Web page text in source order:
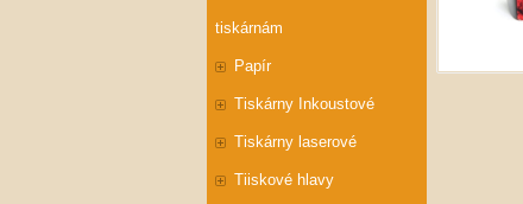
tiskárnám
Papír
Tiskárny Inkoustové
Tiskárny laserové
Tiiskové hlavy